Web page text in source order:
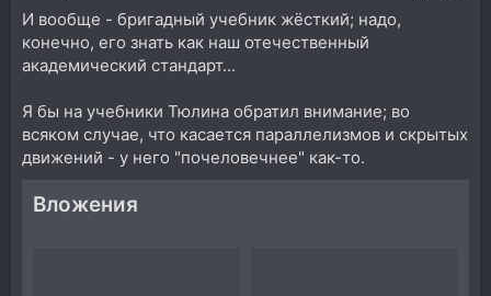
И вообще - бригадный учебник жёсткий; надо,
конечно, его знать как наш отечественный
академический стандарт...
Я бы на учебники Тюлина обратил внимание; во
всяком случае, что касается параллелизмов и скрытых
движений - у него "почеловечнее" как-то.
Вложения